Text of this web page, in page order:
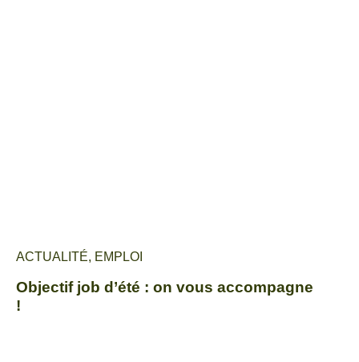
ACTUALITÉ, EMPLOI
Objectif job d’été : on vous accompagne
!